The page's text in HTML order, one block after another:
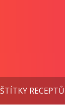
ŠTÍTKY RECEPTŮ